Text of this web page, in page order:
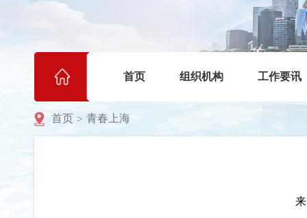
首页 组织机构 工作要讯
首页 > 青春上海